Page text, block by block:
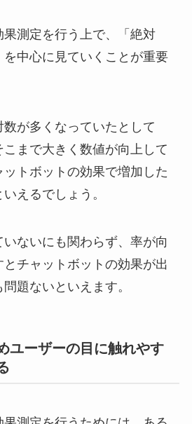
測定を行う上で、「絶対
中心に見ていくことが重要
が多くなっていたとして
まで大きく数値が向上して
トボットの効果で増加した
えるでしょう。
ないにも関わらず、率が向
とチャットボットの効果が出
題ないといえます。
ユーザーの目に触れやす